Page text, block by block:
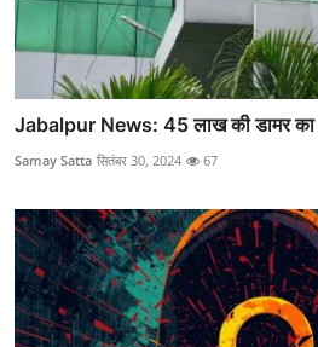
Jabalpur News: 45 लाख की डामर का
Samay Satta सितंबर 30, 2024 67